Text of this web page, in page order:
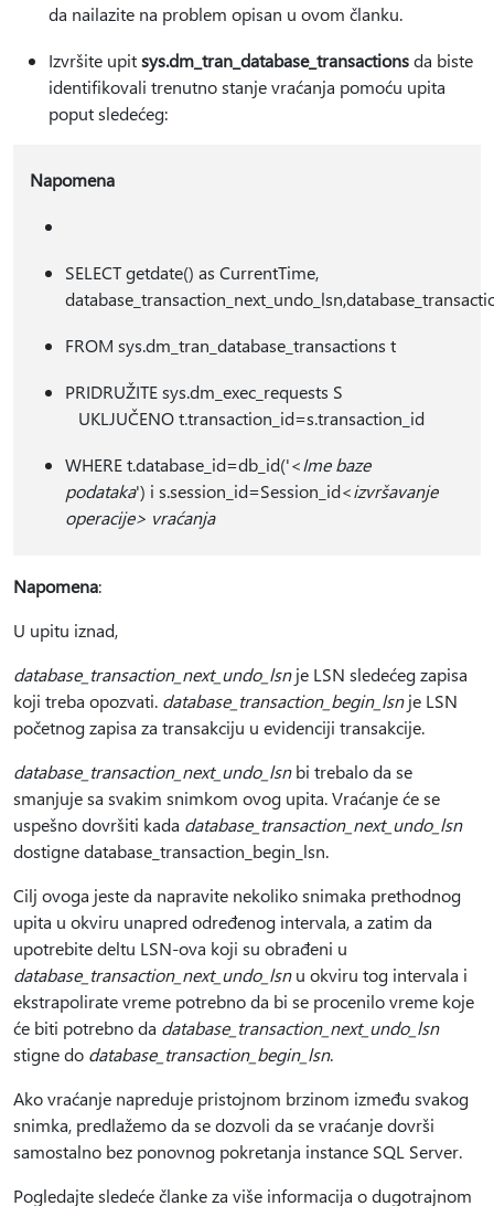
da nailazite na problem opisan u ovom članku.
Izvršite upitsys.dm_tran_database_transactionsda biste
identifikovali trenutno stanje vraćanja pomoću upita
poput sledećeg:
Napomena
SELECT getdate() as CurrentTime,
FROM sys.dm_tran_database_transactions t
PRIDRUŽITE sys.dm_exec_requests S
UKLJUČENO t.transaction_id=s.transaction_id
WHERE t.database_id=db_id('<Ime baze
podataka') i s.session_id=Session_id<izvršavanje
operacije> vraćanja
Napomena:
U upitu iznad,
database_transaction_next_undo_lsnje LSN sledećeg zapisa
koji treba opozvati. database_transaction_begin_lsnje LSN
početnog zapisa za transakciju u evidenciji transakcije.
database_transaction_next_undo_lsnbi trebalo da se
smanjuje sa svakim snimkom ovog upita. Vraćanje će se
uspešno dovršiti kada database_transaction_next_undo_lsn
dostigne database_transaction_begin_lsn.
Cilj ovoga jeste da napravite nekoliko snimaka prethodnog
upita u okviru unapred određenog intervala, a zatim da
upotrebite deltu LSN-ova koji su obrađeni u
database_transaction_next_undo_lsnu okviru tog intervala i
ekstrapolirate vreme potrebno da bi se procenilo vreme koje
će biti potrebno da database_transaction_next_undo_lsn
stigne do database_transaction_begin_lsn.
Ako vraćanje napreduje pristojnom brzinom između svakog
snimka, predlažemo da se dozvoli da se vraćanje dovrši
samostalno bez ponovnog pokretanja instance SQL Server.
Pogledajte sledeće članke za više informacija o dugotrajnom